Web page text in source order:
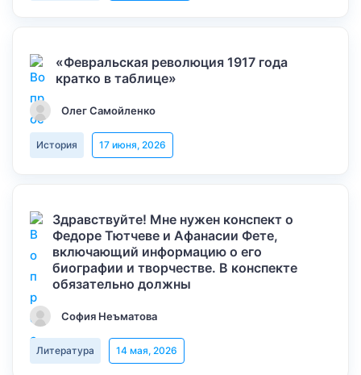
«Февральская революция 1917 года
кратко в таблице»
Олег Самойленко
История 17 июня, 2026
Здравствуйте! Мне нужен конспект о
Федоре Тютчеве и Афанасии Фете,
включающий информацию о его
биографии и творчестве. В конспекте
обязательно должны
София Неъматова
Литература 14 мая, 2026